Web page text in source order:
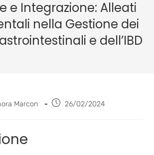
e Integrazione: Alleati
nella Gestione dei
e dell’IBD
Marcon 26/02/2024